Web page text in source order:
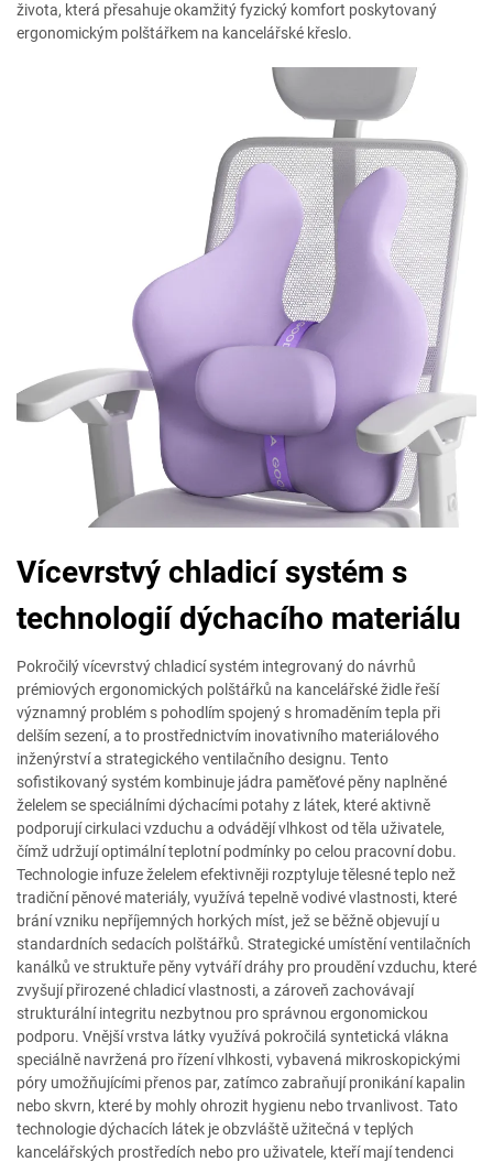
života, která přesahuje okamžitý fyzický komfort poskytovaný
ergonomickým polštářkem na kancelářské křeslo.
Vícevrstvý chladicí systém s
technologií dýchacího materiálu
Pokročilý vícevrstvý chladicí systém integrovaný do návrhů
prémiových ergonomických polštářků na kancelářské židle řeší
významný problém s pohodlím spojený s hromaděním tepla při
delším sezení, a to prostřednictvím inovativního materiálového
inženýrství a strategického ventilačního designu. Tento
sofistikovaný systém kombinuje jádra paměťové pěny naplněné
želelem se speciálními dýchacími potahy z látek, které aktivně
podporují cirkulaci vzduchu a odvádějí vlhkost od těla uživatele,
čímž udržují optimální teplotní podmínky po celou pracovní dobu.
Technologie infuze želelem efektivněji rozptyluje tělesné teplo než
tradiční pěnové materiály, využívá tepelně vodivé vlastnosti, které
brání vzniku nepříjemných horkých míst, jež se běžně objevují u
standardních sedacích polštářků. Strategické umístění ventilačních
kanálků ve struktuře pěny vytváří dráhy pro proudění vzduchu, které
zvyšují přirozené chladicí vlastnosti, a zároveň zachovávají
strukturální integritu nezbytnou pro správnou ergonomickou
podporu. Vnější vrstva látky využívá pokročilá syntetická vlákna
speciálně navržená pro řízení vlhkosti, vybavená mikroskopickými
póry umožňujícími přenos par, zatímco zabraňují pronikání kapalin
nebo skvrn, které by mohly ohrozit hygienu nebo trvanlivost. Tato
technologie dýchacích látek je obzvláště užitečná v teplých
kancelářských prostředích nebo pro uživatele, kteří mají tendenci